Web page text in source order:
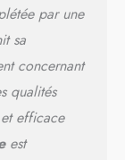
par une
sa
concernant
qualités
efficace
est